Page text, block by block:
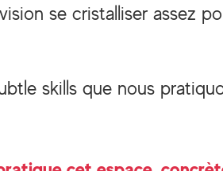
se cristalliser assez
skills que nous